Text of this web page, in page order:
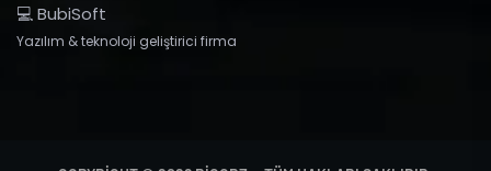
💻 BubiSoft
Yazılım & teknoloji geliştirici firma